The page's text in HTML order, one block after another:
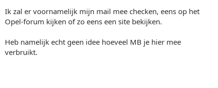
Ik zal er voornamelijk mijn mail mee checken, eens op het
Opel-forum kijken of zo eens een site bekijken.
Heb namelijk echt geen idee hoeveel MB je hier mee
verbruikt.